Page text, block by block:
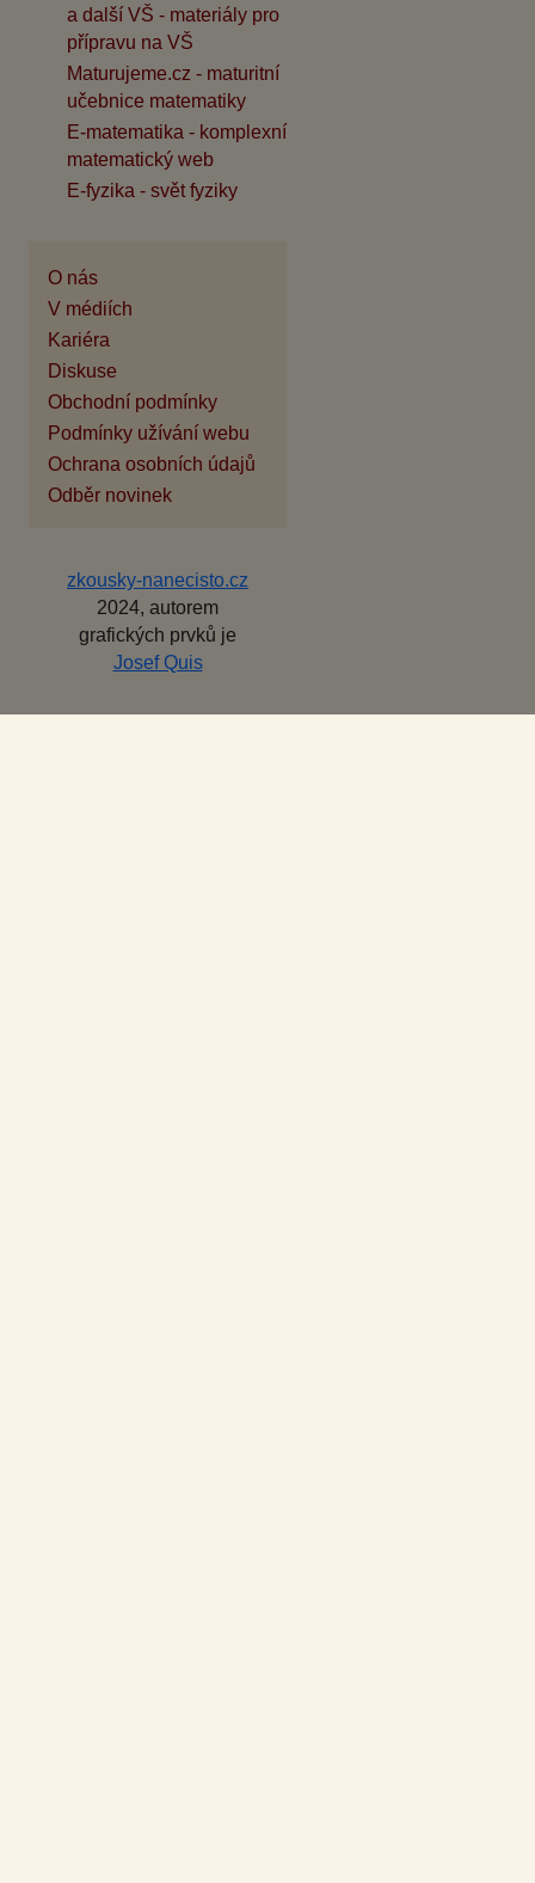
a další VŠ - materiály pro
přípravu na VŠ
Maturujeme.cz - maturitní
učebnice matematiky
E-matematika - komplexní
matematický web
E-fyzika - svět fyziky
O nás
V médiích
Kariéra
Diskuse
Obchodní podmínky
Podmínky užívání webu
Ochrana osobních údajů
Odběr novinek
zkousky-nanecisto.cz
2024, autorem
grafických prvků je
Josef Quis